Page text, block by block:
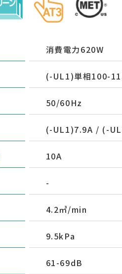
消費電力620W
(-UL1)単相100-
50/60Hz
(-UL1)7.9A / (-
10A
-
4.2㎥/min
9.5kPa
61-69dB